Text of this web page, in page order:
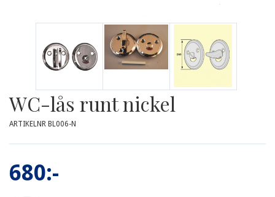
WC-lås runt nickel
ARTIKELNR BL006-N
680:-